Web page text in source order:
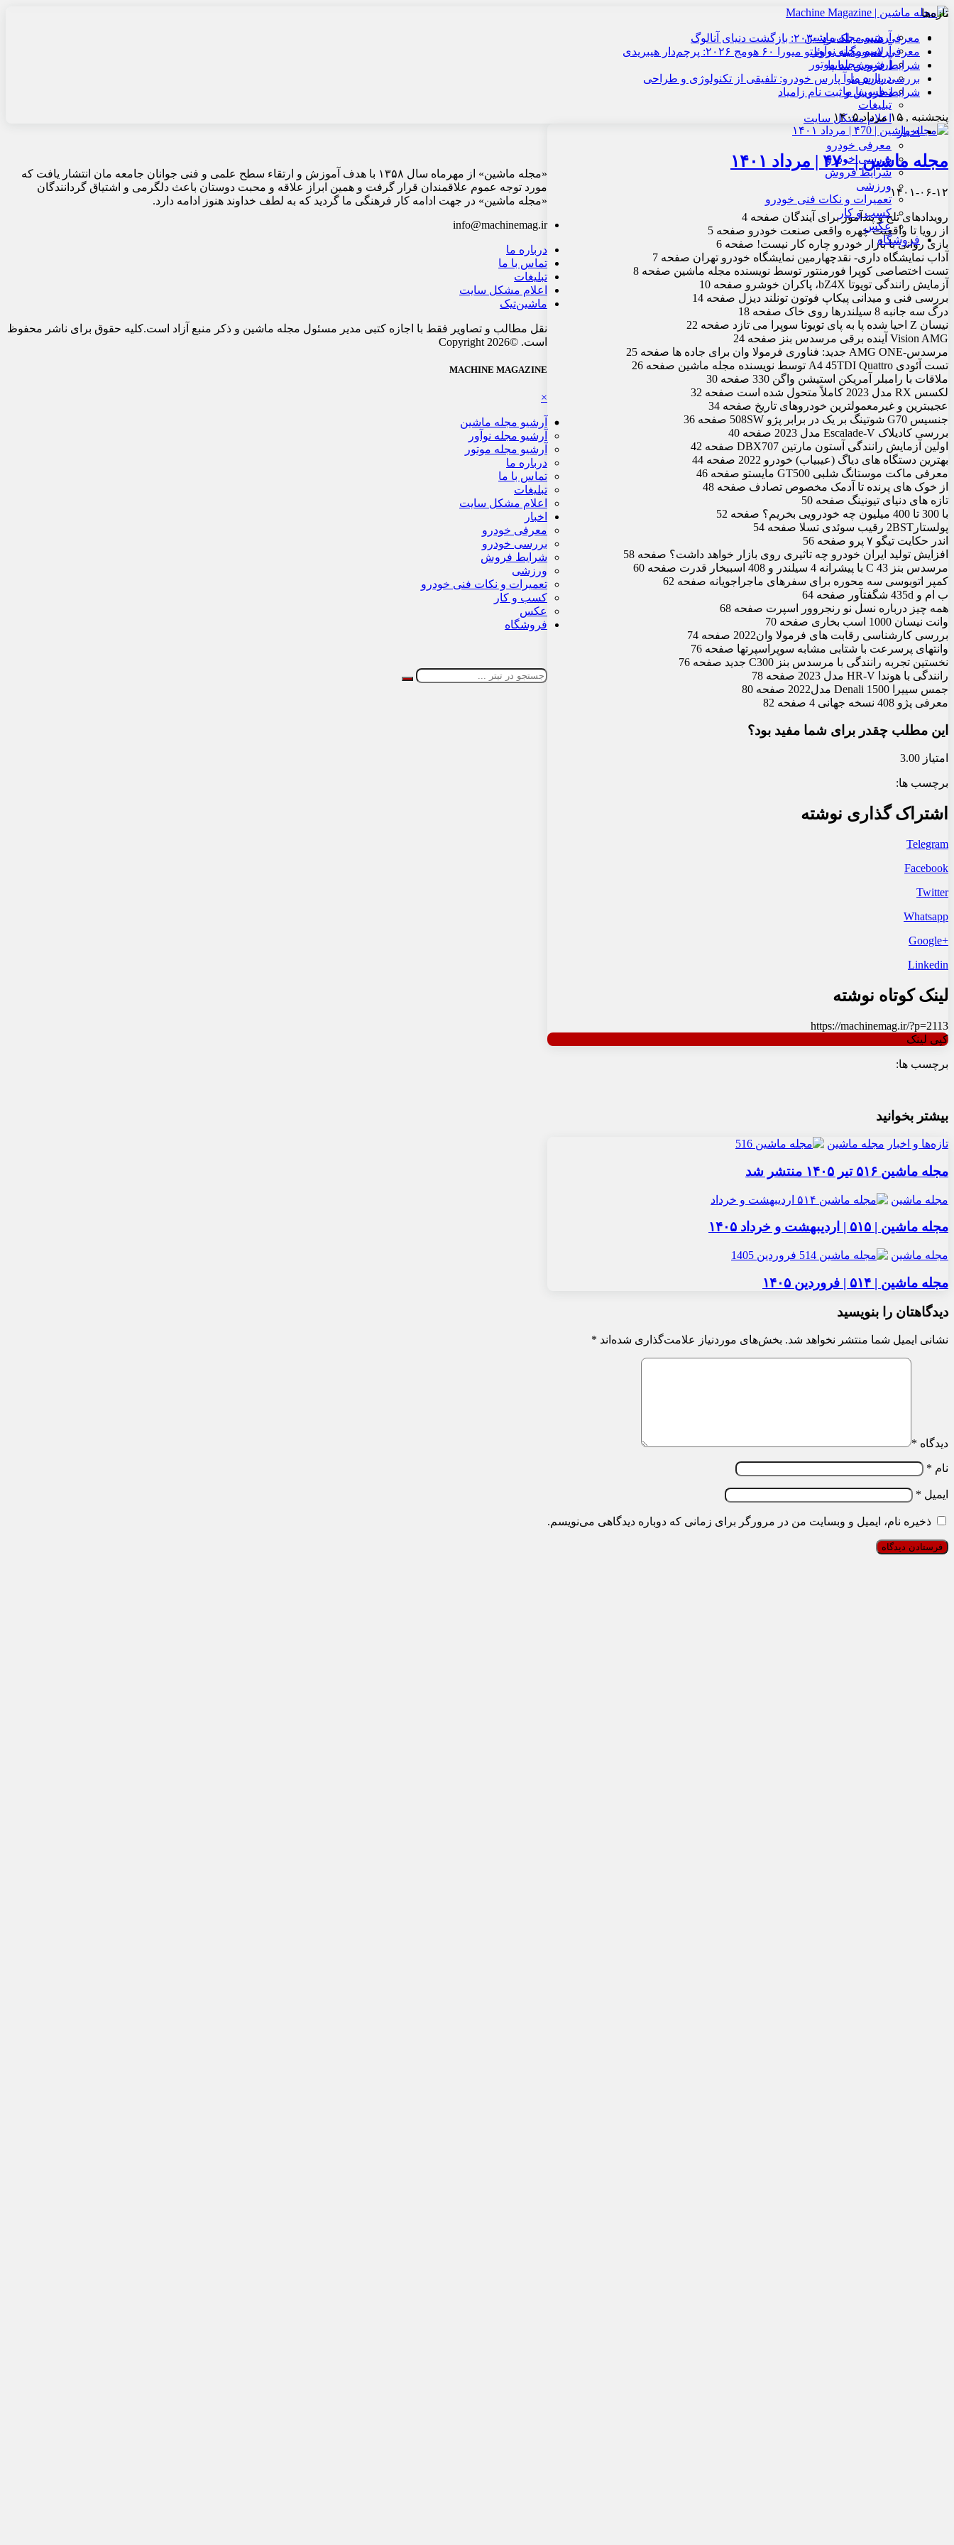
آرشیو مجله ماشین
آرشیو مجله نوآور
آرشیو مجله موتور
درباره ما
تماس با ما
تبلیغات
اعلام مشکل سایت
اخبار
معرفی خودرو
بررسی خودرو
شرایط فروش
ورزشی
تعمیرات و نکات فنی خودرو
کسب و کار
عکس
فروشگاه
تازه‌ها
معرفی هنسی بلک‌برد ۲۰۳۰: بازگشت دنیای آنالوگ
معرفی لامبورگینی روئلتو میورا ۶۰ هومج ۲۰۲۶: پرچم‌دار هیبریدی
شرایط فروش سایپا
بررسی پارس نوآ پارس خودرو: تلفیقی از تکنولوژی و طراحی
شرایط فروش و ثبت نام زامیاد
پنجشنبه , ۱۵ مرداد ۱۴۰۵
مجله ماشین | ۴۷۰ | مرداد ۱۴۰۱
۱۴۰۱-۰۶-۱۲
رویدادهای تلخ و پندآموز برای آیندگان صفحه 4
از رویا تا واقعیت چهره واقعی صنعت خودرو صفحه 5
بازی روانی با بازار خودرو چاره کار نیست! صفحه 6
آداب نمایشگاه‏ داری- نقدچهارمین نمایشگاه خودرو تهران صفحه 7
تست اختصاصی کوپرا فورمنتور توسط نویسنده مجله ماشین صفحه 8
آزمایش رانندگی تویوتا bZ4X، پاک‏ران خوش‏رو صفحه 10
بررسی فنی و میدانی پیکاپ فوتون تونلند دیزل صفحه 14
درگ سه جانبه 8 سیلندرها روی خاک صفحه 18
نیسان Z احیا شده پا به پای تویوتا سوپرا می تازد صفحه 22
Vision AMG آینده برقی مرسدس بنز صفحه 24
مرسدس-AMG ONE جدید: فناوری فرمولا وان برای جاده ها صفحه 25
تست آئودی A4 45TDI Quattro توسط نویسنده مجله ماشین صفحه 26
ملاقات با رامبلر آمریکن استیشن واگن 330 صفحه 30
لکسس RX مدل 2023 کاملاً متحول شده است صفحه 32
عجیب‏ترین و غیرمعمول‏ترین خودروهای تاریخ صفحه 34
جنسیس G70 شوتینگ بر یک در برابر پژو 508SW صفحه 36
بررسی کادیلاک Escalade-V مدل 2023 صفحه 40
اولین آزمایش رانندگی آستون مارتین DBX707 صفحه 42
بهترین دستگاه ‏های دیاگ (عیب‏یاب) خودرو 2022 صفحه 44
معرفی ماکت موستانگ شلبی GT500 مایستو صفحه 46
از خوک‏ های پرنده تا آدمک‏ مخصوص تصادف صفحه 48
تازه ‏های دنیای تیونینگ صفحه 50
با 300 تا 400 میلیون چه خودرویی بخریم؟ صفحه 52
پولستار2BST رقیب سوئدی تسلا صفحه 54
اندر حکایت تیگو ۷ پرو صفحه 56
افزایش تولید ایران خودرو چه تاثیری روی بازار خواهد داشت؟ صفحه 58
مرسدس بنز C 43 با پیشرانه 4 سیلندر و 408 اسب‏بخار قدرت صفحه 60
کمپر اتوبوسی سه محوره برای سفرهای ماجراجویانه صفحه 62
ب ‏ام ‏و 435d شگفت‏آور صفحه 64
همه چیز درباره نسل نو رنجروور اسپرت صفحه 68
وانت نیسان 1000 اسب بخاری صفحه 70
بررسی کارشناسی رقابت های فرمولا وان2022 صفحه 74
وانت‏های پرسرعت با شتابی مشابه سوپراسپرت‏ها صفحه 76
نخستین تجربه رانندگی با مرسدس بنز C300 جدید صفحه 76
رانندگی با هوندا HR-V مدل 2023 صفحه 78
جمس سییرا 1500 Denali مدل2022 صفحه 80
معرفی پژو 408 نسخه جهانی 4 صفحه 82
این مطلب چقدر برای شما مفید بود؟
امتیاز 3.00
برچسب ها:
اشتراک گذاری نوشته
Telegram
Facebook
Twitter
Whatsapp
+Google
Linkedin
لینک کوتاه نوشته
https://machinemag.ir/?p=2113
کپی لینک
برچسب ها:
بیشتر بخوانید
تازه‌ها و اخبار مجله ماشین
مجله ماشین ۵۱۶ تیر ۱۴۰۵ منتشر شد
مجله ماشین
مجله ماشین | ۵۱۵ | اردیبهشت و خرداد ۱۴۰۵
مجله ماشین
مجله ماشین | ۵۱۴ | فروردین ۱۴۰۵
دیدگاهتان را بنویسید
نشانی ایمیل شما منتشر نخواهد شد. بخش‌های موردنیاز علامت‌گذاری شده‌اند *
دیدگاه *
نام *
ایمیل *
ذخیره نام، ایمیل و وبسایت من در مرورگر برای زمانی که دوباره دیدگاهی می‌نویسم.
«مجله ماشین» از مهرماه سال ۱۳۵۸ با هدف آموزش و ارتقاء سطح علمی و فنی جوانان جامعه مان انتشار یافت که
مورد توجه عموم علاقمندان قرار گرفت و همین ابراز علاقه و محبت دوستان باعث دلگرمی و اشتیاق گردانندگان
«مجله ماشین» در جهت ادامه کار فرهنگی ما گردید که به لطف خداوند هنوز ادامه دارد.
info@machinemag.ir
درباره ما
تماس با ما
تبلیغات
اعلام مشکل سایت
ماشین‌تیک
نقل مطالب و تصاویر فقط با اجازه کتبی مدیر مسئول مجله ماشین و ذکر منبع آزاد است.کلیه حقوق برای ناشر محفوظ
است. ©Copyright 2026
MACHINE MAGAZINE
×
آرشیو مجله ماشین
آرشیو مجله نوآور
آرشیو مجله موتور
درباره ما
تماس با ما
تبلیغات
اعلام مشکل سایت
اخبار
معرفی خودرو
بررسی خودرو
شرایط فروش
ورزشی
تعمیرات و نکات فنی خودرو
کسب و کار
عکس
فروشگاه